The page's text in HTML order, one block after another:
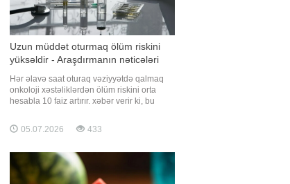
Uzun müddət oturmaq ölüm riskini
yüksəldir - Araşdırmanın nəticələri
Hər əlavə saat oturaq vəziyyətdə qalmaq
onkoloji xəstəliklərdən ölüm riskini orta
hesabla 10 faiz artırır. xəbər verir ki, bu
olunan araşdırmada bildirilib. Tədqiqat
çərçivəsində orta yaşı 56 olan 91 mindən
05.07.2026 433